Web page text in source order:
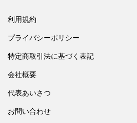
利用規約
プライバシーポリシー
特定商取引法に基づく表記
会社概要
代表あいさつ
お問い合わせ